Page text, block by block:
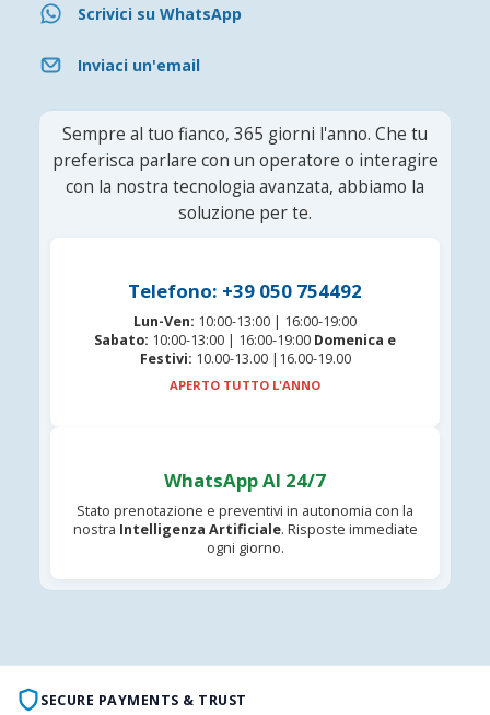
Scrivici su WhatsApp
Inviaci un'email
Sempre al tuo fianco, 365 giorni l'anno. Che tu
preferisca parlare con un operatore o interagire
con la nostra tecnologia avanzata, abbiamo la
soluzione per te.
Telefono: +39 050 754492
Lun-Ven: 10:00-13:00 | 16:00-19:00
Sabato: 10:00-13:00 | 16:00-19:00 Domenica e
Festivi: 10.00-13.00 |16.00-19.00
APERTO TUTTO L'ANNO
WhatsApp AI 24/7
Stato prenotazione e preventivi in autonomia con la
nostra Intelligenza Artificiale. Risposte immediate
ogni giorno.
SECURE PAYMENTS & TRUST